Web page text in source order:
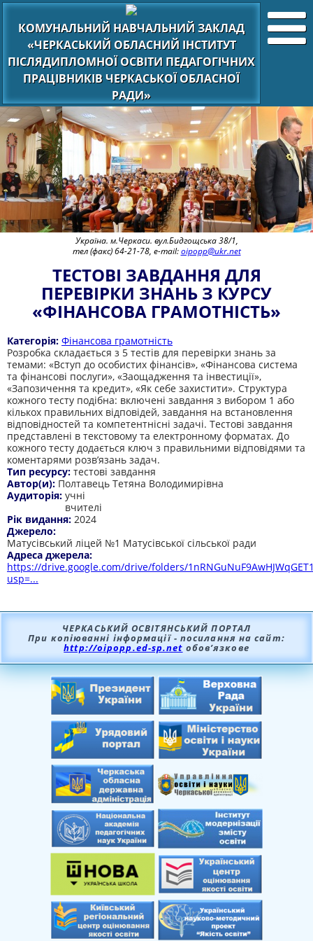
КОМУНАЛЬНИЙ НАВЧАЛЬНИЙ ЗАКЛАД
«ЧЕРКАСЬКИЙ ОБЛАСНИЙ ІНСТИТУТ
ПІСЛЯДИПЛОМНОЇ ОСВІТИ ПЕДАГОГІЧНИХ
ПРАЦІВНИКІВ ЧЕРКАСЬКОЇ ОБЛАСНОЇ
РАДИ»
Україна. м.Черкаси. вул.Бидгощська 38/1,
тел (факс) 64-21-78, e-mail:oipopp@ukr.net
ТЕСТОВІ ЗАВДАННЯ ДЛЯ
ПЕРЕВІРКИ ЗНАНЬ З КУРСУ
«ФІНАНСОВА ГРАМОТНІСТЬ»
Категорія: Фінансова грамотність
Розробка складається з 5 тестів для перевірки знань за
темами: «Вступ до особистих фінансів», «Фінансова система
та фінансові послуги», «Заощадження та інвестиції»,
«Запозичення та кредит», «Як себе захистити». Структура
кожного тесту подібна: включені завдання з вибором 1 або
кількох правильних відповідей, завдання на встановлення
відповідностей та компетентнісні задачі. Тестові завдання
представлені в текстовому та електронному форматах. До
кожного тесту додається ключ з правильними відповідями та
коментарями розв’язань задач.
Тип ресурсу: тестові завдання
Автор(и): Полтавець Тетяна Володимирівна
Аудиторія: учні
вчителі
Рік видання: 2024
Джерело:
Матусівський ліцей №1 Матусівської сільської ради
Адреса джерела:
https://drive.google.com/drive/folders/
usp=...
ЧЕРКАСЬКИЙ ОСВІТЯНСЬКИЙ ПОРТАЛ
При копіюванні інформації - посилання на сайт:
http://oipopp.ed-sp.net обов’язкове